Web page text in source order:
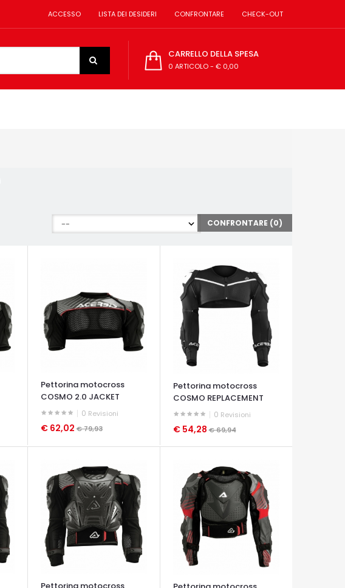
ACCESSO LISTA DEI DESIDERI CONFRONTARE CHECK-OUT
CARRELLO DELLA SPESA
0 ARTICOLO- € 0,00
CONFRONTARE (0)
Pettorina motocross
COSMO 2.0 JACKET
0 Revisioni
€ 62,02 € 79,93
Pettorina motocross
COSMO REPLACEMENT
JACKET
0 Revisioni
€ 54,28€ 69,94
OCCHIATA VELOCE